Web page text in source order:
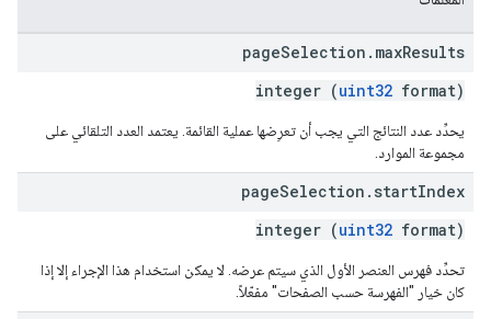
pageSelection . maxResults
integer (uint32 format)
يحدِّد عدد النتائج التي يجب أن تعرِضها عملية القائمة. يعتمد العدد التلقائي على
مجموعة الموارد.
pageSelection . startIndex
integer (uint32 format)
تحدِّد فهرس العنصر الأول الذي سيتم عرضه. لا يمكن استخدام هذا الإجراء إلا إذا
كان خيار "الفهرسة حسب الصفحات" مفعّلاً.